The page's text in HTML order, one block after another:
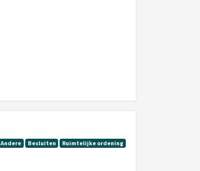
Andere Besluiten Ruimtelijke ordening